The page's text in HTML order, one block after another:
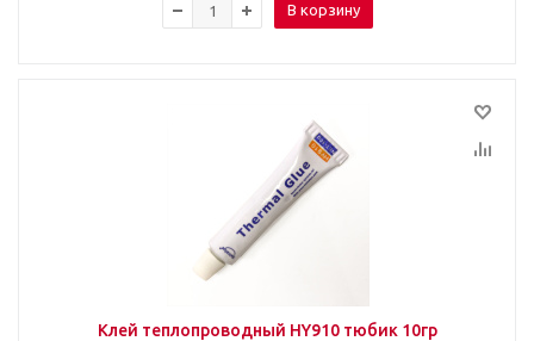
В корзину
Клей теплопроводный HY910 тюбик 10гр